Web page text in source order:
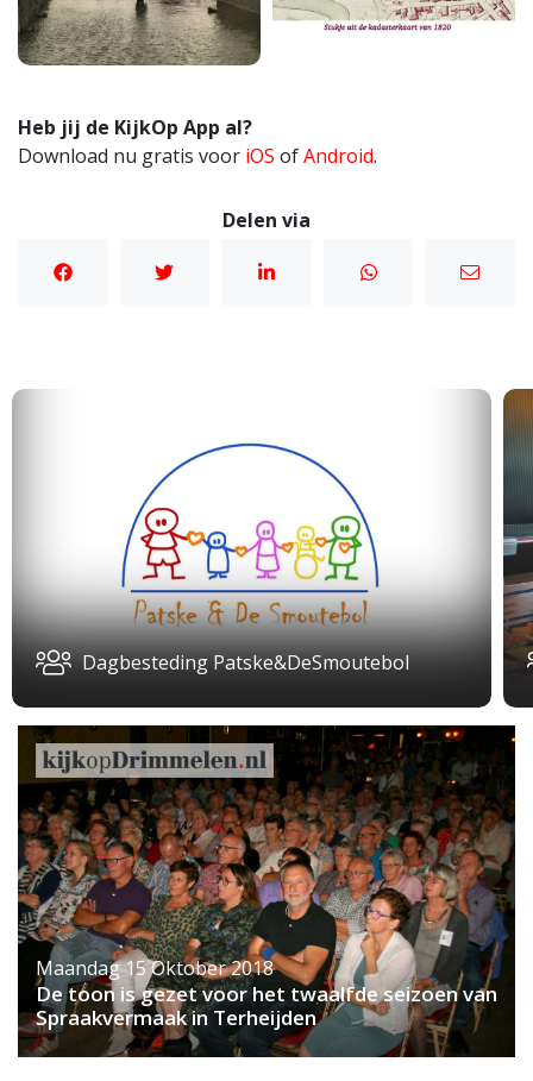
Heb jij de KijkOp App al?
Download nu gratis voor iOS ofAndroid.
Delen via
Dagbesteding Patske&DeSmoutebol
Maandag 15 Oktober 2018
De toon is gezet voor het twaalfde seizoen van
Spraakvermaak in Terheijden